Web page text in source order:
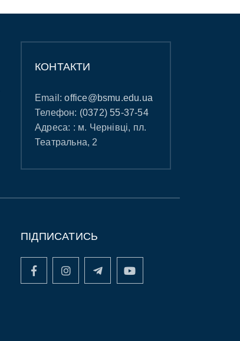
КОНТАКТИ
Email:office@bsmu.edu.ua
Телефон: (0372) 55-37-54
Адреса: : м. Чернівці, пл.
Театральна, 2
ПІДПИСАТИСЬ